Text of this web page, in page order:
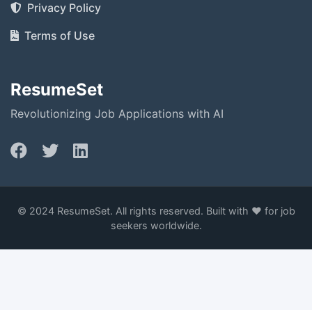
Privacy Policy
Terms of Use
ResumeSet
Revolutionizing Job Applications with AI
© 2024 ResumeSet. All rights reserved. Built with ❤️ for job
seekers worldwide.